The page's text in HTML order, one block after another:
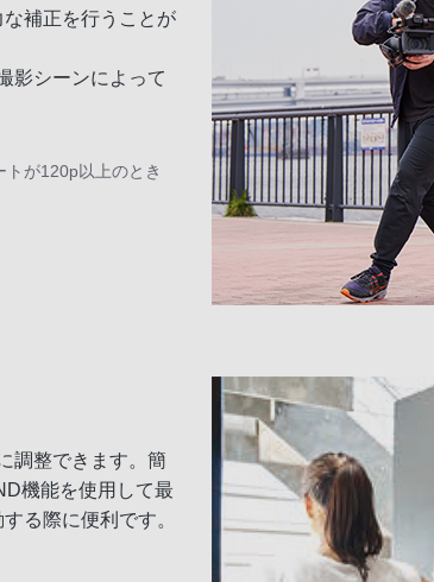
補正を行うことが
影シーンによって
が120p以上のとき
調整できます。簡
機能を使用して最
る際に便利です。